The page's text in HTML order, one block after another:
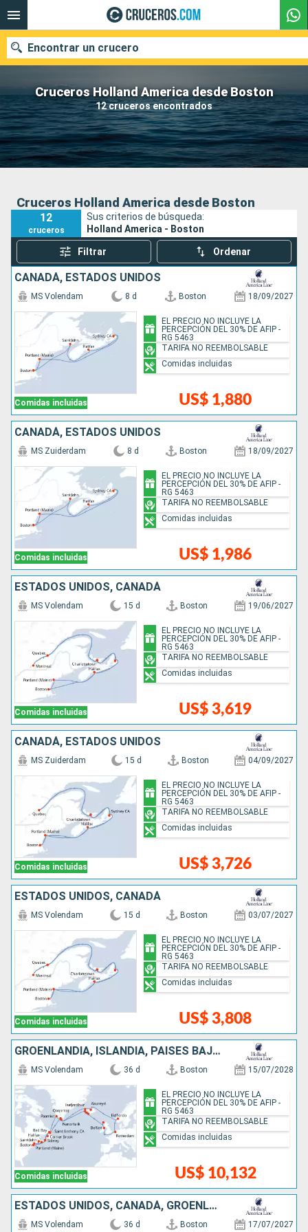
Cruceros Holland America desde Boston
12 cruceros encontrados
Encontrar un crucero
Nuestros destinos
Fecha de salida
Buscar
Cruceros Holland America desde Boston
12
cruceros
Sus criterios de búsqueda:
Holland America - Boston
Filtrar Ordenar
CANADÁ, ESTADOS UNIDOS
Comidas incluidas
MS Volendam 8 d Boston 18/09/2027
US$ 1,880
EL PRECIO NO INCLUYE LA
PERCEPCIÓN DEL 30% DE AFIP -
RG 5463
TARIFA NO REEMBOLSABLE
Comidas incluidas
CANADÁ, ESTADOS UNIDOS
Comidas incluidas
MS Zuiderdam 8 d Boston 18/09/2027
US$ 1,986
EL PRECIO NO INCLUYE LA
PERCEPCIÓN DEL 30% DE AFIP -
RG 5463
TARIFA NO REEMBOLSABLE
Comidas incluidas
ESTADOS UNIDOS, CANADÁ
Comidas incluidas
MS Volendam 15 d Boston 19/06/2027
US$ 3,619
EL PRECIO NO INCLUYE LA
PERCEPCIÓN DEL 30% DE AFIP -
RG 5463
TARIFA NO REEMBOLSABLE
Comidas incluidas
CANADÁ, ESTADOS UNIDOS
Comidas incluidas
MS Zuiderdam 15 d Boston 04/09/2027
US$ 3,726
EL PRECIO NO INCLUYE LA
PERCEPCIÓN DEL 30% DE AFIP -
RG 5463
TARIFA NO REEMBOLSABLE
Comidas incluidas
ESTADOS UNIDOS, CANADÁ
Comidas incluidas
MS Volendam 15 d Boston 03/07/2027
US$ 3,808
EL PRECIO NO INCLUYE LA
PERCEPCIÓN DEL 30% DE AFIP -
RG 5463
TARIFA NO REEMBOLSABLE
Comidas incluidas
GROENLANDIA, ISLANDIA, PAISES BAJOS, CANADÁ, NORUEGA, ESTADOS UNIDOS, REINO UNIDO, IRLANDA
Comidas incluidas
MS Volendam 36 d Boston 15/07/2028
US$ 10,132
EL PRECIO NO INCLUYE LA
PERCEPCIÓN DEL 30% DE AFIP -
RG 5463
TARIFA NO REEMBOLSABLE
Comidas incluidas
ESTADOS UNIDOS, CANADÁ, GROENLANDIA, NORUEGA, PAISES BAJOS, IRLANDA, ISLANDIA
MS Volendam 36 d Boston 17/07/2027